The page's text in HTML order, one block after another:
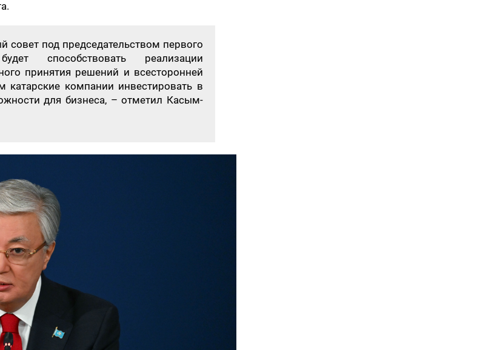
под председательством первого
способствовать реализации
принятия решений и всесторонней
компании инвестировать в
для бизнеса, – отметил Касым-